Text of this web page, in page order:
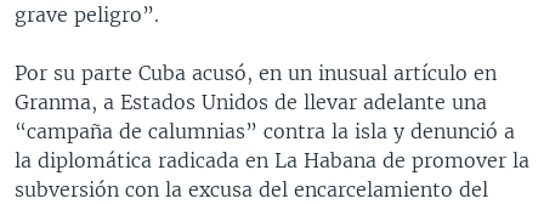
grave peligro”.
Por su parte Cuba acusó, en un inusual artículo en
Granma, a Estados Unidos de llevar adelante una
“campaña de calumnias” contra la isla y denunció a
la diplomática radicada en La Habana de promover la
subversión con la excusa del encarcelamiento del